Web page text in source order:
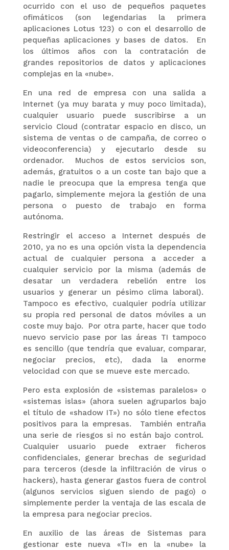
ocurrido con el uso de pequeños paquetes
ofimáticos (son legendarias la primera
aplicaciones Lotus 123) o con el desarrollo de
pequeñas aplicaciones y bases de datos. En
los últimos años con la contratación de
grandes repositorios de datos y aplicaciones
complejas en la «nube».
En una red de empresa con una salida a
Internet (ya muy barata y muy poco limitada),
cualquier usuario puede suscribirse a un
servicio Cloud (contratar espacio en disco, un
sistema de ventas o de campaña, de correo o
videoconferencia) y ejecutarlo desde su
ordenador. Muchos de estos servicios son,
además, gratuitos o a un coste tan bajo que a
nadie le preocupa que la empresa tenga que
pagarlo, simplemente mejora la gestión de una
persona o puesto de trabajo en forma
autónoma.
Restringir el acceso a Internet después de
2010, ya no es una opción vista la dependencia
actual de cualquier persona a acceder a
cualquier servicio por la misma (además de
desatar un verdadera rebelión entre los
usuarios y generar un pésimo clima laboral).
Tampoco es efectivo, cualquier podría utilizar
su propia red personal de datos móviles a un
coste muy bajo. Por otra parte, hacer que todo
nuevo servicio pase por las áreas TI tampoco
es sencillo (que tendría que evaluar, comparar,
negociar precios, etc), dada la enorme
velocidad con que se mueve este mercado.
Pero esta explosión de «sistemas paralelos» o
«sistemas islas» (ahora suelen agruparlos bajo
el título de «shadow IT») no sólo tiene efectos
positivos para la empresas. También entraña
una serie de riesgos si no están bajo control.
Cualquier usuario puede extraer ficheros
confidenciales, generar brechas de seguridad
para terceros (desde la infiltración de virus o
hackers), hasta generar gastos fuera de control
(algunos servicios siguen siendo de pago) o
simplemente perder la ventaja de las escala de
la empresa para negociar precios.
En auxilio de las áreas de Sistemas para
gestionar este nueva «TI» en la «nube» la